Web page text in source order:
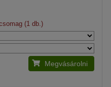
(1 db.)
Megvásárolni